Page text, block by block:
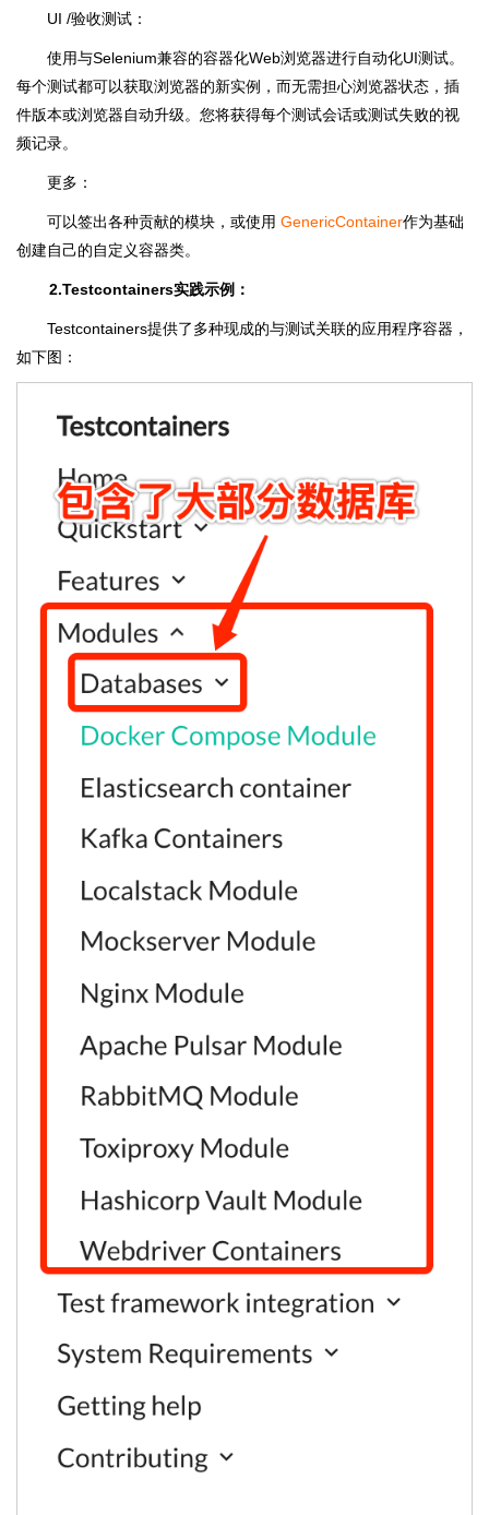
UI /验收测试：
使用与Selenium兼容的容器化Web浏览器进行自动化UI测试。
每个测试都可以获取浏览器的新实例，而无需担心浏览器状态，插
件版本或浏览器自动升级。您将获得每个测试会话或测试失败的视
频记录。
更多：
可以签出各种贡献的模块，或使用 GenericContainer作为基础
创建自己的自定义容器类。
2.Testcontainers实践示例：
Testcontainers提供了多种现成的与测试关联的应用程序容器，
如下图：